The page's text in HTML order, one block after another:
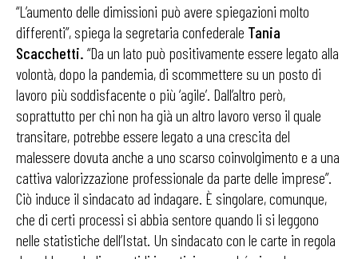
“L’aumento delle dimissioni può avere spiegazioni molto
differenti”, spiega la segretaria confederale Tania
Scacchetti. “Da un lato può positivamente essere legato alla
volontà, dopo la pandemia, di scommettere su un posto di
lavoro più soddisfacente o più ‘agile’. Dall’altro però,
soprattutto per chi non ha già un altro lavoro verso il quale
transitare, potrebbe essere legato a una crescita del
malessere dovuta anche a uno scarso coinvolgimento e a una
cattiva valorizzazione professionale da parte delle imprese”.
Ciò induce il sindacato ad indagare. È singolare, comunque,
che di certi processi si abbia sentore quando li si leggono
nelle statistiche dell’Istat. Un sindacato con le carte in regola